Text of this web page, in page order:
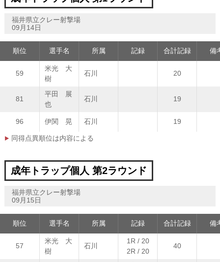
福井県立クレー射撃場
09月14日
順位 選手名 所属 記録 合計記録 備
59
米光 大
樹
石川 20
81
平田 展
也
石川 19
96 伊関 晃 石川 19
同得点異順位は内容による
成年トラップ個人 第2ラウンド
福井県立クレー射撃場
09月15日
順位 選手名 所属 記録 合計記録 備
57
米光 大
樹
石川
1R / 20
2R / 20
40